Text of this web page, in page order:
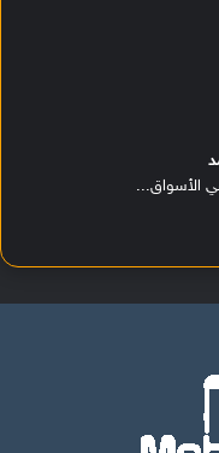
الأسواق...